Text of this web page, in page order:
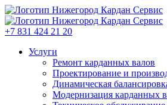
+7 831 424 21 20
Услуги
Ремонт карданных валов
Проектирование и
Динамическая
Модернизация карданных